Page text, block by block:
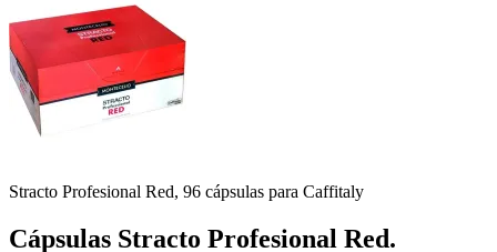
Stracto Profesional Red, 96 cápsulas para Caffitaly
Cápsulas Stracto Profesional Red.